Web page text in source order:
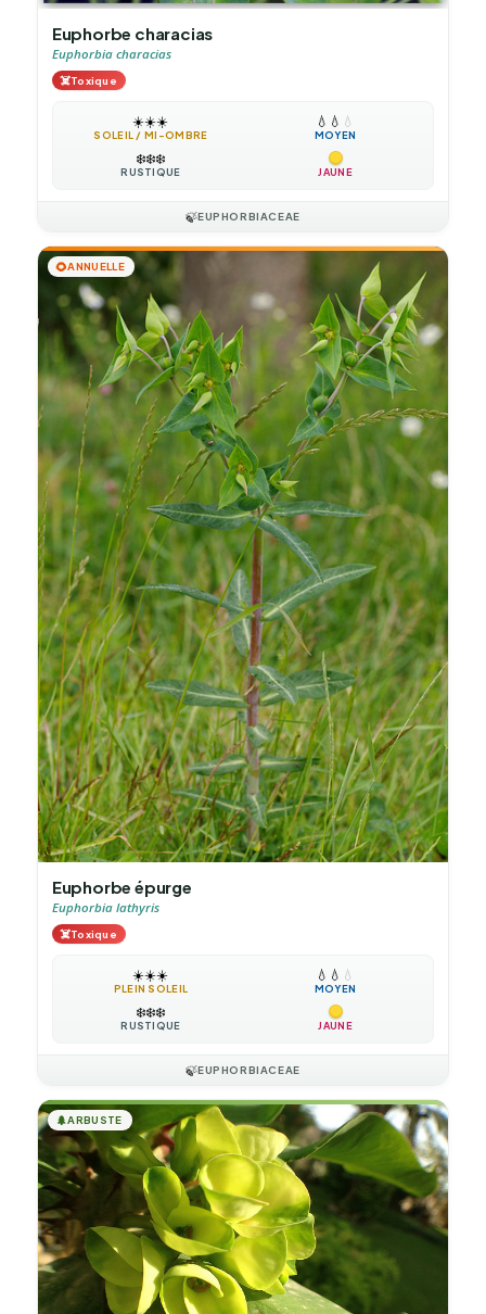
Euphorbe characias
Euphorbia characias
☠️Toxique
☀️☀️☀️
SOLEIL / MI-OMBRE
💧 💧 💧
MOYEN
❄️❄️❄️
RUSTIQUE JAUNE
🍃EUPHORBIACEAE
🌻ANNUELLE
Euphorbe épurge
Euphorbia lathyris
☠️Toxique
☀️☀️☀️
PLEIN SOLEIL
💧 💧 💧
MOYEN
❄️❄️❄️
RUSTIQUE JAUNE
🍃EUPHORBIACEAE
🌲ARBUSTE